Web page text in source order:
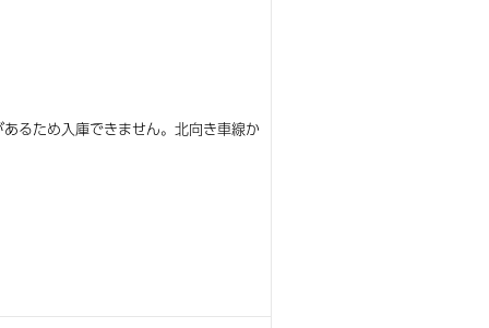
るため入庫できません。北向き車線か